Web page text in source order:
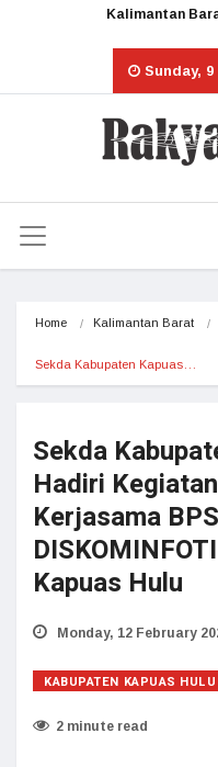
Kalimantan
Sunday, 9
Home Kalimantan Barat
Sekda Kabupaten Kapuas…
Sekda
Hadiri
Kerjasama
Kapuas Hulu
Monday, 12 February
KABUPATEN KAPUAS HULU
2 minute read